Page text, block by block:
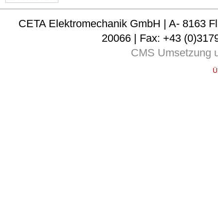
CETA Elektromechanik GmbH | A- 8163
20066 | Fax: +43
CMS Umsetzung